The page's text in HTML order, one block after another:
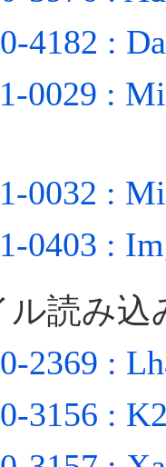
4182 :
0029 :
0032 :
0403 :
ル読み込
2369 :
3156 :